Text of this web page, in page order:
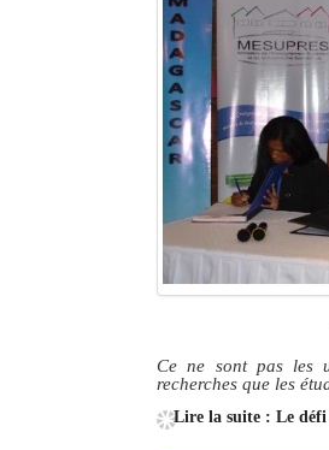
Diego Suarez Pratique
Les Petites Annonces
La Tribune de Diego en PDF
Ce ne sont pas les
recherches que les
Lire la suite : Le défi